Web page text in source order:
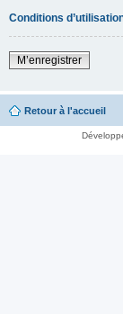
Conditions
M’enregistrer
Retour à l'accueil